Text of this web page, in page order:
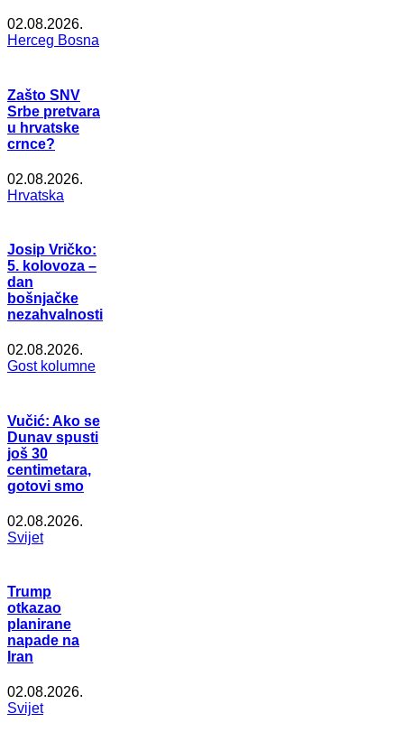
02.08.2026.
Herceg Bosna
Zašto SNV
Srbe pretvara
u hrvatske
crnce?
02.08.2026.
Hrvatska
Josip Vričko:
5. kolovoza –
dan
bošnjačke
nezahvalnosti
02.08.2026.
Gost kolumne
Vučić: Ako se
Dunav spusti
još 30
centimetara,
gotovi smo
02.08.2026.
Svijet
Trump
otkazao
planirane
napade na
Iran
02.08.2026.
Svijet